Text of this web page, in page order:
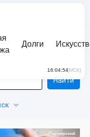
Долги
16:04:54(МСК)
Найти